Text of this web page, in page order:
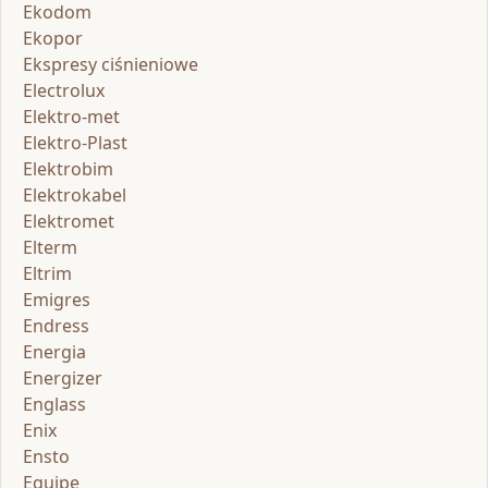
Ekodom
Ekopor
Ekspresy ciśnieniowe
Electrolux
Elektro-met
Elektro-Plast
Elektrobim
Elektrokabel
Elektromet
Elterm
Eltrim
Emigres
Endress
Energia
Energizer
Englass
Enix
Ensto
Equipe